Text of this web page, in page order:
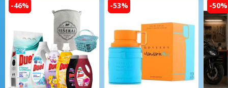
-46% -53% -50%